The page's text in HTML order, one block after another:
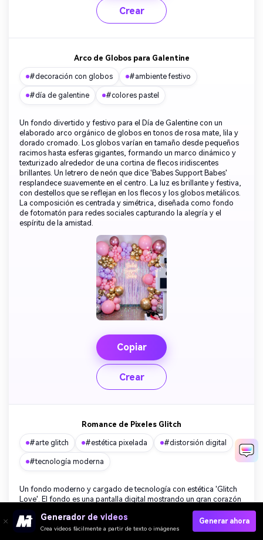
Crear
Arco de Globos para Galentine
#decoración con globos #ambiente festivo
#día de galentine #colores pastel
Un fondo divertido y festivo para el Día de Galentine con un
elaborado arco orgánico de globos en tonos de rosa mate, lila y
dorado cromado. Los globos varían en tamaño desde pequeños
racimos hasta esferas gigantes, formando un marco dinámico y
texturizado alrededor de una cortina de flecos iridiscentes
brillantes. Un letrero de neón que dice 'Babes Support Babes'
resplandece suavemente en el centro. La luz es brillante y festiva,
con destellos que se reflejan en los flecos y los globos metálicos.
La composición es centrada y simétrica, diseñada como fondo
de fotomatón para redes sociales capturando la alegría y el
espíritu de la amistad.
Copiar
Crear
Romance de Pixeles Glitch
#arte glitch #estética pixelada #distorsión digital
#tecnología moderna
Un fondo moderno y cargado de tecnología con estética 'Glitch
Love'. El fondo es una pantalla digital mostrando un gran corazón
rojo pixelado que es distorsionado por ruido digital y efectos de
aberración cromática. Los colores se desvían ligeramente hacia
cyan y magenta en los bordes, creando un look 3D anaglifo.
Generador de videos
Crea videos fácilmente a partir de texto o imágenes
Generar ahora